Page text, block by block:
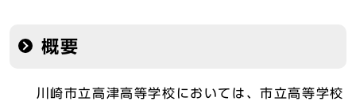
概要
川崎市立高津高等学校においては、市立高等学校